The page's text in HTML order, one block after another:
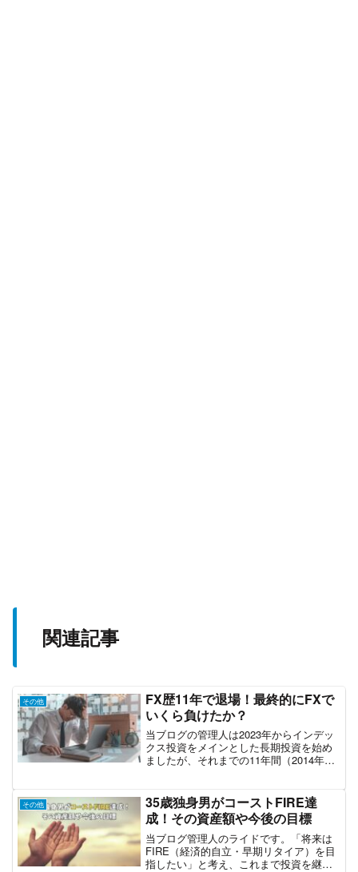
関連記事
その他
FX歴11年で退場！最終的にFXで
いくら負けたか？
当ブログの管理人は2023年からインデッ
クス投資をメインとした長期投資を始め
ましたが、それまでの11年間（2014年か
ンデックス投資）へ方針を転換しました
が、今回は...
その他
35歳独身男がコーストFIRE達
成！その資産額や今後の目標
当ブログ管理人のライドです。「将来は
FIRE（経済的自立・早期リタイア）を目
指したい」と考え、これまで投資を継続